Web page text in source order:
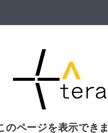
のページを表示でき